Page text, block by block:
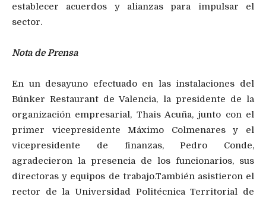
establecer acuerdos y alianzas para impulsar el
sector.
Nota de Prensa
En un desayuno efectuado en las instalaciones del
Búnker Restaurant de Valencia, la presidente de la
organización empresarial, Thais Acuña, junto con el
primer vicepresidente Máximo Colmenares y el
vicepresidente de finanzas, Pedro Conde,
agradecieron la presencia de los funcionarios, sus
directoras y equipos de trabajo.También asistieron el
rector de la Universidad Politécnica Territorial de